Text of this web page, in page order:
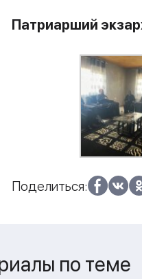
Патриарший
Поделиться:
по теме